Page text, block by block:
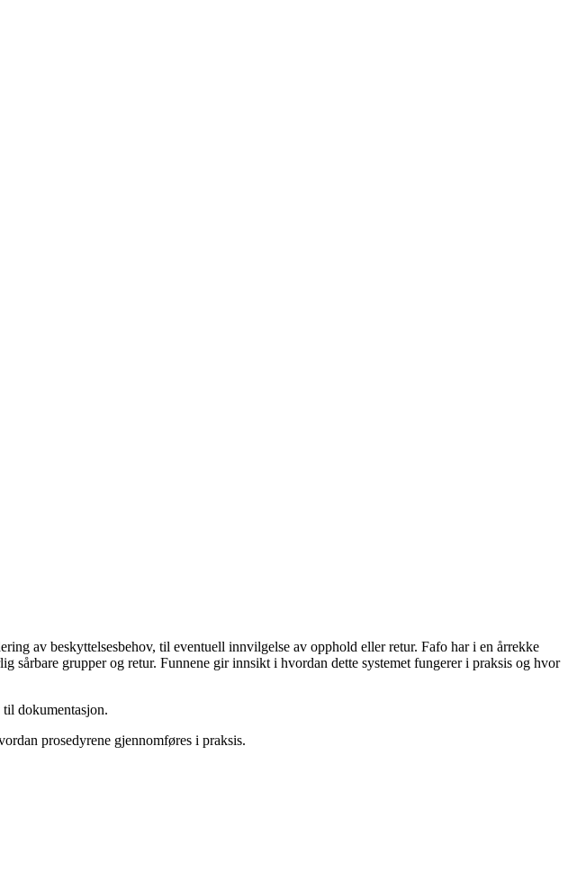
av beskyttelsesbehov, til eventuell innvilgelse av opphold eller retur. Fafo har i en årrekke
sårbare grupper og retur. Funnene gir innsikt i hvordan dette systemet fungerer i praksis og hvor
til dokumentasjon.
prosedyrene gjennomføres i praksis.